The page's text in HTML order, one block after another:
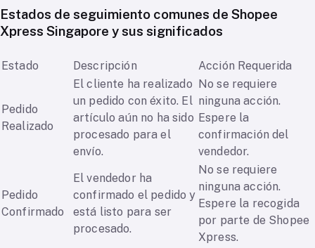
Estados de seguimiento comunes de Shopee
Xpress Singapore y sus significados
Estado Descripción Acción Requerida
Pedido
Realizado
El cliente ha realizado
un pedido con éxito. El
artículo aún no ha sido
procesado para el
envío.
No se requiere
ninguna acción.
Espere la
confirmación del
vendedor.
Pedido
Confirmado
El vendedor ha
confirmado el pedido y
está listo para ser
procesado.
No se requiere
ninguna acción.
Espere la recogida
por parte de Shopee
Xpress.